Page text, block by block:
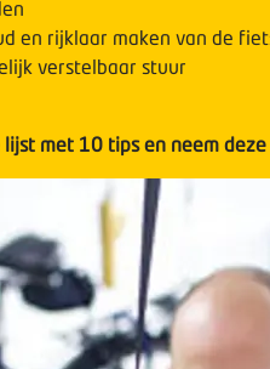
en rijklaar maken van de
verstelbaar stuur
met 10 tips en neem